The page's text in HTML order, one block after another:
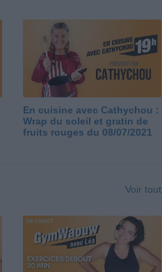
En cuisine avec Cathychou :
Wrap du soleil et gratin de
fruits rouges du 08/07/2021
Voir tout